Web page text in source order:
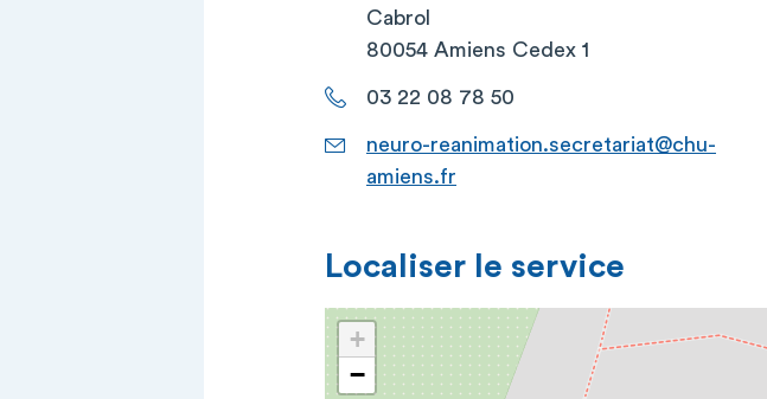
Cabrol
80054 Amiens Cedex 1
03 22 08 78 50
neuro-reanimation.secretariat@chu-
amiens.fr
Localiser le service
+
−